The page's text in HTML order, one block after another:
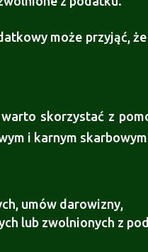
może przyjąć,
skorzystać z
i karnym
umów darowizny,
lub zwolnionych z